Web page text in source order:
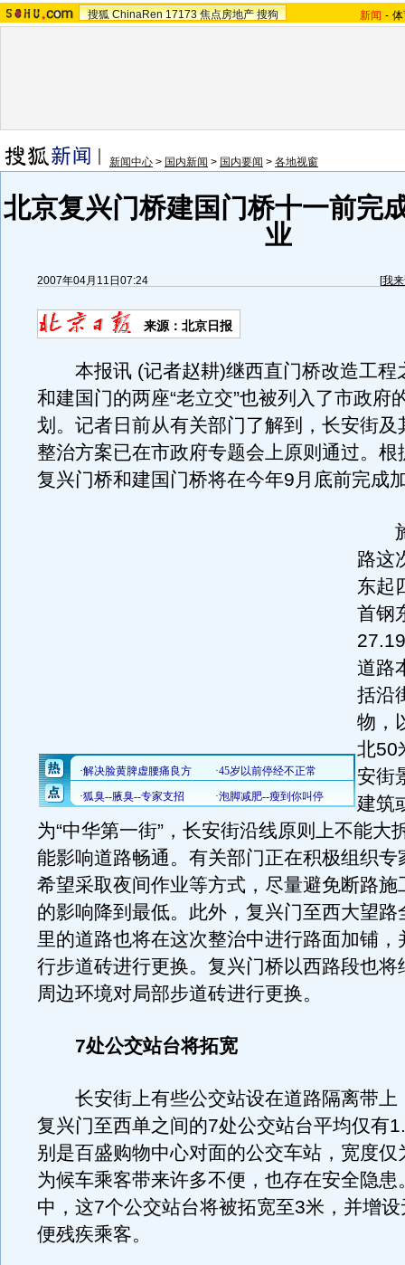
搜狐 ChinaRen 17173 焦点房地产 搜狗 新闻 -
新闻中心 > 国内新闻 > 国内要闻 > 各地视窗
北京复兴门桥建国门桥十一前完
业
2007年04月11日07:24 [我
来源：北京日报
本报讯 (记者赵耕)继西直门桥改造工程
和建国门的两座“老立交”也被列入了市政府
划。记者日前从有关部门了解到，长安街及
整治方案已在市政府专题会上原则通过。根
复兴门桥和建国门桥将在今年9月底前完成
施
路这
东起
首钢
道路
括沿
物，
北50
安街
建筑
为“中华第一街”，长安街沿线原则上不能大
能影响道路畅通。有关部门正在积极组织专
希望采取夜间作业等方式，尽量避免断路施
的影响降到最低。此外，复兴门至西大望
里的道路也将在这次整治中进行路面加铺，
行步道砖进行更换。复兴门桥以西路段也将
周边环境对局部步道砖进行更换。
7处公交站台将拓宽
长安街上有些公交站设在道路隔离带上
复兴门至西单之间的7处公交站台平均仅有
别是百盛购物中心对面的公交车站，宽度仅
为候车乘客带来许多不便，也存在安全隐患
中，这7个公交站台将被拓宽至3米，并增
便残疾乘客。